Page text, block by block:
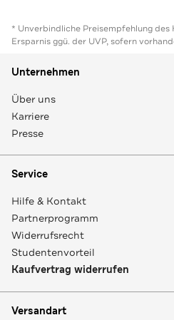
* Unverbindliche Preisempfehlung des
Ersparnis ggü. der UVP, sofern
Unternehmen
Über uns
Karriere
Presse
Service
Hilfe & Kontakt
Partnerprogramm
Widerrufsrecht
Studentenvorteil
Kaufvertrag widerrufen
Versandart